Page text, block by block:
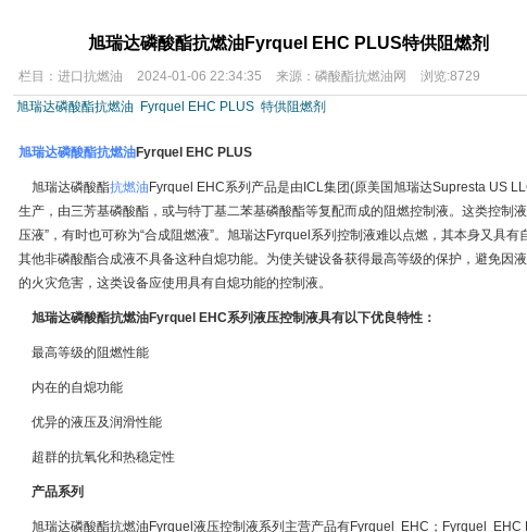
旭瑞达磷酸酯抗燃油Fyrquel EHC PLUS特供阻燃剂
栏目： 进口抗燃油 2024-01-06 22:34:35 来源： 磷酸酯抗燃油网
浏览:8729
旭瑞达磷酸酯抗燃油
Fyrquel EHC PLUS 特供阻燃剂
旭瑞达磷酸酯抗燃油Fyrquel EHC PLUS
旭瑞达磷酸酯抗燃油 Fyrquel EHC系列产品是由ICL集团(原美国旭瑞达Supresta US
生产，由三芳基磷酸酯，或与特丁基二苯基磷酸酯等复配而成的阻燃控制液。这类控制
压液”，有时也可称为“合成阻燃液”。旭瑞达Fyrquel系列控制液难以点燃，其本身又具有
其他非磷酸酯合成液不具备这种自熄功能。为使关键设备获得最高等级的保护，避免因
的火灾危害，这类设备应使用具有自熄功能的控制液。
旭瑞达磷酸酯抗燃油Fyrquel EHC系列液压控制液具有以下优良特性：
最高等级的阻燃性能
内在的自熄功能
优异的液压及润滑性能
超群的抗氧化和热稳定性
产品系列
旭瑞达磷酸酯抗燃油Fyrquel液压控制液系列主营产品有Fyrquel EHC；Fyrquel EHC